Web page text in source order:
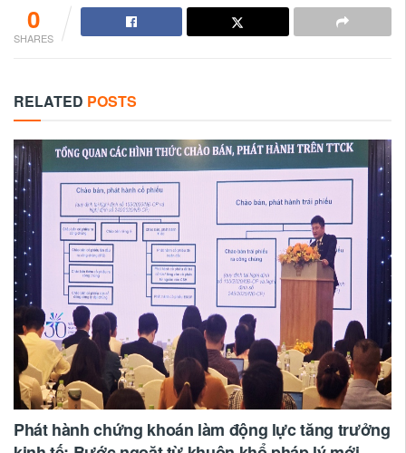
0
SHARES
RELATED POSTS
Phát hành chứng khoán làm động lực tăng trưởng